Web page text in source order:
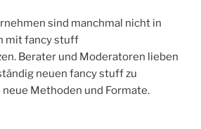
sind manchmal nicht in
mit fancy stuff
Berater und Moderatoren lieben
neuen fancy stuff zu
Methoden und Formate.